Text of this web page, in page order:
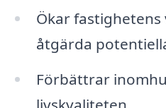
Ökar
åtgärda
Förbättrar